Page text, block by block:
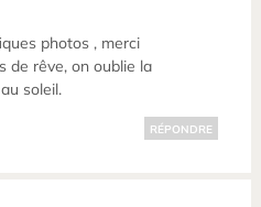
photos , merci
de rêve, on oublie la
soleil.
RÉPONDRE